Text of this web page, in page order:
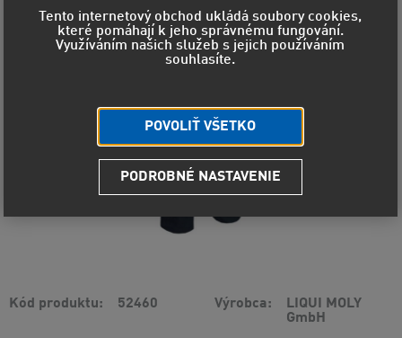
Kód produktu 52460 Výrobca
LIQUI MOLY
GmbH
Tento internetový obchod ukládá soubory cookies,
které pomáhají k jeho správnému fungování.
Využíváním našich služeb s jejich používáním
souhlasíte.
POVOLIŤ VŠETKO
PODROBNÉ NASTAVENIE